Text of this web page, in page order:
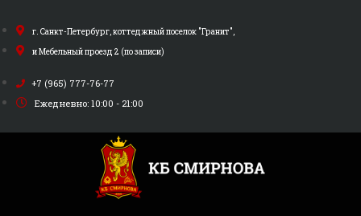
к
содержимому
г. Санкт-Петербург, коттеджный поселок "Гранит",
и Мебельный проезд 2 (по записи)
+7 (965) 777-76-77
Ежедневно: 10:00 - 21:00